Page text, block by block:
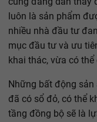
luôn là sản phẩm
nhiều nhà đầu tư
mục đầu tư và ưu
khai thác, vừa có
Những bất động
đã có sổ đỏ, có thể
tầng đồng bộ sẽ là